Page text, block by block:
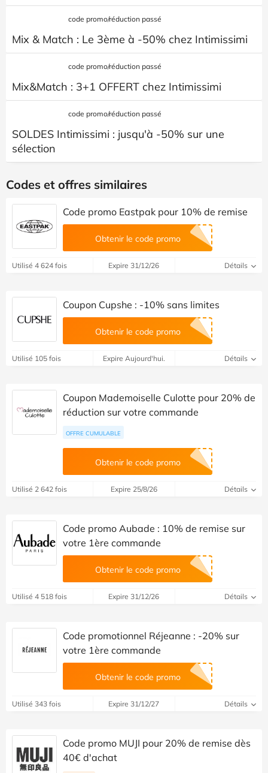
code promo/réduction passé
Mix & Match : Le 3ème à -50% chez Intimissimi
code promo/réduction passé
Mix&Match : 3+1 OFFERT chez Intimissimi
code promo/réduction passé
SOLDES Intimissimi : jusqu'à -50% sur une
sélection
Codes et offres similaires
Code promo Eastpak pour 10% de remise
Obtenir le code promo
Utilisé 4 624 fois Expire 31/12/26 Détails
Coupon Cupshe : -10% sans limites
Obtenir le code promo
Utilisé 105 fois Expire Aujourd'hui. Détails
Coupon Mademoiselle Culotte pour 20% de
réduction sur votre commande
OFFRE CUMULABLE
Obtenir le code promo
Utilisé 2 642 fois Expire 25/8/26 Détails
Code promo Aubade : 10% de remise sur
votre 1ère commande
Obtenir le code promo
Utilisé 4 518 fois Expire 31/12/26 Détails
Code promotionnel Réjeanne : -20% sur
votre 1ère commande
Obtenir le code promo
Utilisé 343 fois Expire 31/12/27 Détails
Code promo MUJI pour 20% de remise dès
40€ d'achat